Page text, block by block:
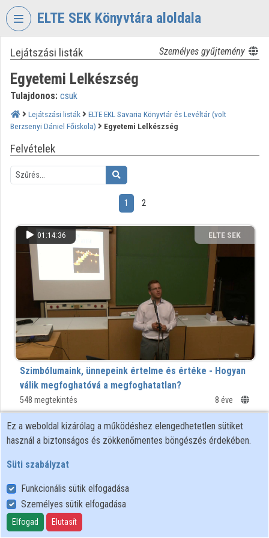
Fejléc kihagyása
ELTE SEK Könyvtára aloldala
VIDEOTORIUM
ELTE
EKL
SAVARIA
KÖNYVTÁR
LEVÉLTÁR
Intézményi kezdőlap
Intézményi felfedezés
Kategóriák
Intézményi listák
Intézmények
Közreműködők
Lejátszási listák Személyes gyűjtemény
Egyetemi Lelkészség
Tulajdonos: csuk
Lejátszási listák
ELTE EKL Savaria Könyvtár és Levéltár (volt
Berzsenyi Dániel Főiskola)
Egyetemi Lelkészség
Felvételek
1 2
01:14:36
ELTE SEK
Szimbólumaink, ünnepeink értelme és értéke - Hogyan
válik megfoghatóvá a megfoghatatlan?
Párbeszédben a teológia és a pszichológia
548 megtekintés 8 éve
01:26:50
ELTE SEK
Ez a weboldal kizárólag a működéshez elengedhetetlen sütiket
használ a biztonságos és zökkenőmentes böngészés érdekében.
Süti szabályzat
Funkcionális sütik elfogadása
Személyes sütik elfogadása
Elfogad Elutasít